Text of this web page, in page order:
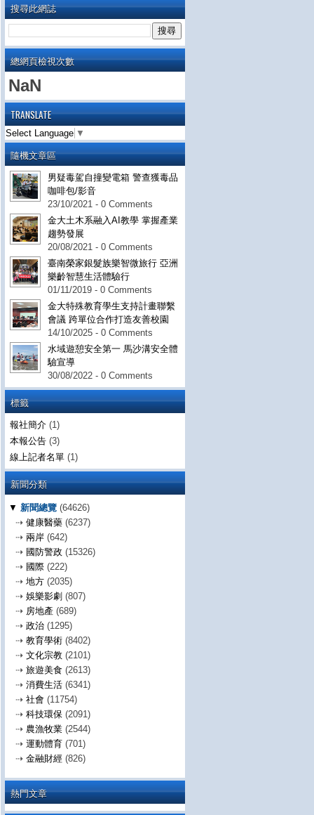
搜尋此網誌
總網頁檢視次數
NaN
TRANSLATE
Select Language ▼
隨機文章區
男疑毒駕自撞變電箱 警查獲毒品
咖啡包/影音
23/10/2021 - 0 Comments
金大土木系融入AI教學 掌握產業
趨勢發展
20/08/2021 - 0 Comments
臺南榮家銀髮族樂智微旅行 亞洲
樂齡智慧生活體驗行
01/11/2019 - 0 Comments
金大特殊教育學生支持計畫聯繫
會議 跨單位合作打造友善校園
14/10/2025 - 0 Comments
水域遊憩安全第一 馬沙溝安全體
驗宣導
30/08/2022 - 0 Comments
標籤
報社簡介 (1)
本報公告 (3)
線上記者名單 (1)
新聞分類
▼ 新聞總覽 (64626)
⇢ 健康醫藥 (6237)
⇢ 兩岸 (642)
⇢ 國防警政 (15326)
⇢ 國際 (222)
⇢ 地方 (2035)
⇢ 娛樂影劇 (807)
⇢ 房地產 (689)
⇢ 政治 (1295)
⇢ 教育學術 (8402)
⇢ 文化宗教 (2101)
⇢ 旅遊美食 (2613)
⇢ 消費生活 (6341)
⇢ 社會 (11754)
⇢ 科技環保 (2091)
⇢ 農漁牧業 (2544)
⇢ 運動體育 (701)
⇢ 金融財經 (826)
熱門文章